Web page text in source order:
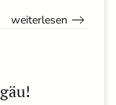
weiterlesen